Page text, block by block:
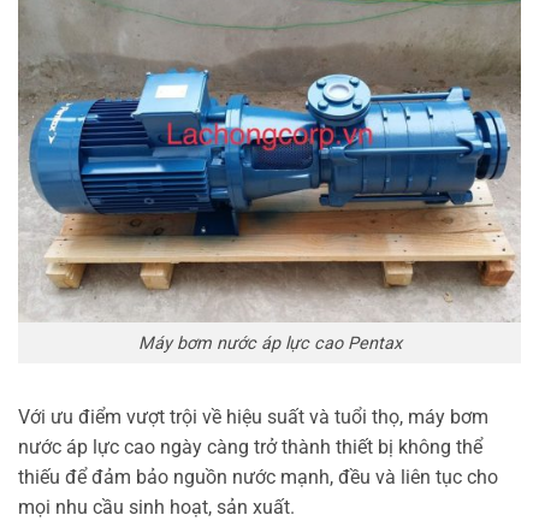
Máy bơm nước áp lực cao Pentax
Với ưu điểm vượt trội về hiệu suất và tuổi thọ, máy bơm
nước áp lực cao ngày càng trở thành thiết bị không thể
thiếu để đảm bảo nguồn nước mạnh, đều và liên tục cho
mọi nhu cầu sinh hoạt, sản xuất.